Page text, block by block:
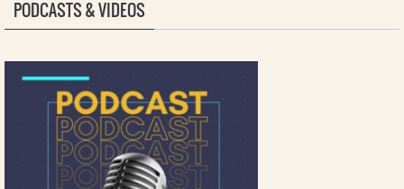
PODCASTS & VIDEOS